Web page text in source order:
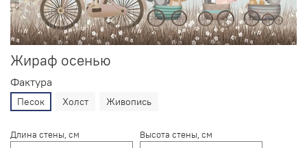
Жираф осенью
Фактура
Песок Холст Живопись
Длина стены, см Высота стены, см